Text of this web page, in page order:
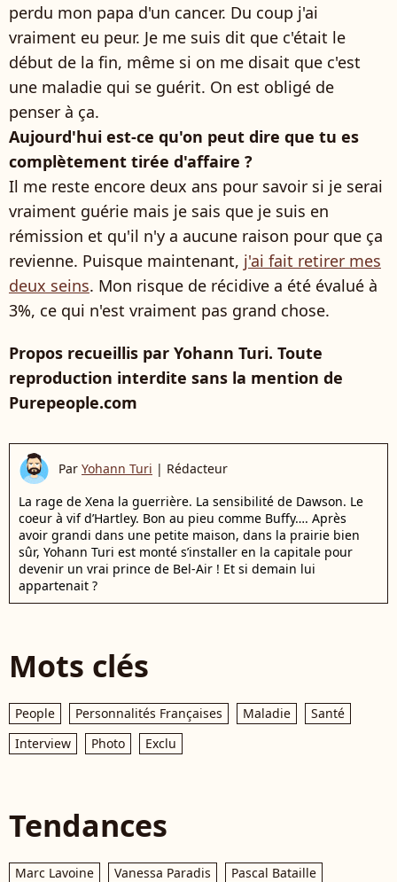
perdu mon papa d'un cancer. Du coup j'ai
vraiment eu peur. Je me suis dit que c'était le
début de la fin, même si on me disait que c'est
une maladie qui se guérit. On est obligé de
penser à ça.
Aujourd'hui est-ce qu'on peut dire que tu es
complètement tirée d'affaire ?
Il me reste encore deux ans pour savoir si je serai
vraiment guérie mais je sais que je suis en
rémission et qu'il n'y a aucune raison pour que ça
revienne. Puisque maintenant, j'ai fait retirer mes
deux seins. Mon risque de récidive a été évalué à
3%, ce qui n'est vraiment pas grand chose.
Propos recueillis par Yohann Turi. Toute
reproduction interdite sans la mention de
Purepeople.com
Par Yohann Turi | Rédacteur
La rage de Xena la guerrière. La sensibilité de Dawson. Le
coeur à vif d’Hartley. Bon au pieu comme Buffy…. Après
avoir grandi dans une petite maison, dans la prairie bien
sûr, Yohann Turi est monté s’installer en la capitale pour
devenir un vrai prince de Bel-Air ! Et si demain lui
appartenait ?
Mots clés
People Personnalités Françaises Maladie
Santé
Interview
Photo Exclu
Tendances
Marc Lavoine Vanessa Paradis
Pascal Bataille